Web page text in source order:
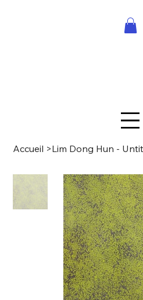
Accueil >Lim Dong Hun -